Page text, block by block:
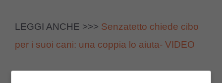
LEGGI ANCHE >>> Senzatetto chiede cibo
per i suoi cani: una coppia lo aiuta- VIDEO